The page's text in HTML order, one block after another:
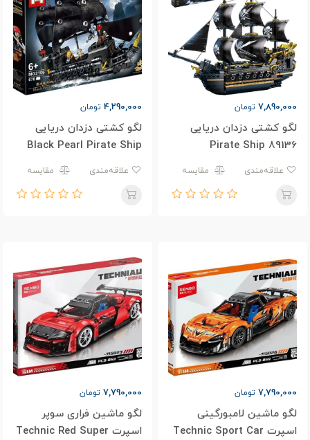
7,890,000 تومان
لگو کشتی دزدان دریایی
Pirate Ship 89136
مقایسه
4,290,000 تومان
لگو کشتی دزدان دریایی
Black Pearl Pirate Ship
MG2106
مقایسه
7,790,000 تومان
لگو ماشین لامبورگینی
اسپرت Technic Sport Car
7,790,000 تومان
لگو ماشین فراری سوپر
اسپرت Technic Red Super